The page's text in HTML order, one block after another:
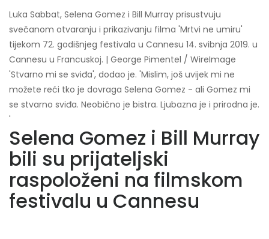
Luka Sabbat, Selena Gomez i Bill Murray prisustvuju
svečanom otvaranju i prikazivanju filma 'Mrtvi ne umiru'
tijekom 72. godišnjeg festivala u Cannesu 14. svibnja 2019. u
Cannesu u Francuskoj. | George Pimentel / WireImage
'Stvarno mi se sviđa', dodao je. 'Mislim, još uvijek mi ne
možete reći tko je dovraga Selena Gomez - ali Gomez mi
se stvarno sviđa. Neobično je bistra. Ljubazna je i prirodna je.
'
Selena Gomez i Bill Murray
bili su prijateljski
raspoloženi na filmskom
festivalu u Cannesu